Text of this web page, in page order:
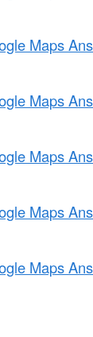
Maps
Maps
Maps
Maps
Maps